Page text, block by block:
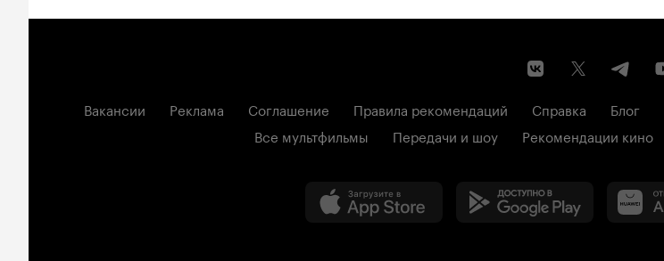
Вакансии Реклама Соглашение Правила рекомендаций Справка Блог
Все мультфильмы
Передачи и шоу Рекомендации кино